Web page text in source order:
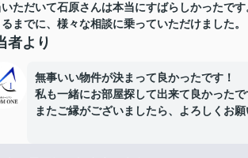
ただいて石原さんは本当にすばらしかったです
までに、様々な相談に乗っていただけました。
者より
無事いい物件が決まって良かったです！
私も一緒にお部屋探して出来て良かったで
またご縁がございましたら、よろしくお願